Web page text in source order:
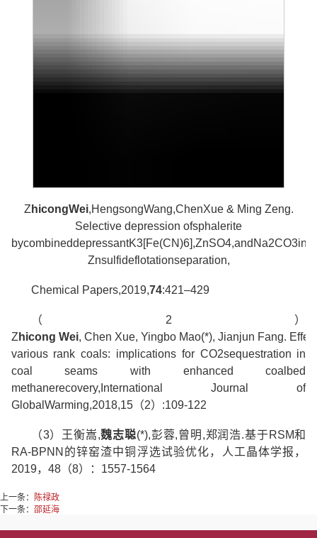
Z hicongWei,HengsongWang,ChenXue & Ming Zeng.
Selective depression ofsphalerite
bycombineddepressantK3[Fe(CN)6],ZnSO4,andNa2CO3
Znsulfideflotationseparation,
Chemical Papers,2019,74:421–429
（ 2 ）
Z hicong Wei, Chen Xue, Yingbo Mao(*), Jianjun Fang. Effec
various rank coals: implications for CO2sequestration in
coal seams with enhanced
coalbed
methanerecovery, International Journal of
Global Warming,2018,15（2） :109-122
（3） 王衡嵩,魏志聪(*),彭蓉, 曾明 ,郑润浩.基于RSM和
RA-BPN N 的锌窑渣中铜浮选试验优化，
人工晶体学报，
2019， 48（8）： 1557-1564
上一条：
陈禄政
下一条： 邵延海